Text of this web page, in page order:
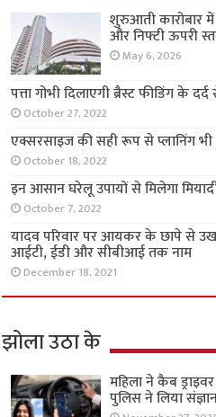
शुरुआती कारोबार
और निफ्टी ऊपरी
May 6, 2026
पत्ता गोभी दिलाएगी ब्रैस्ट फीडिंग के
October 27, 2022
एक्सरसाइज की सही रूप से प्लानिंग भी
October 18, 2022
इन आसान घरेलू उपायों से मिलेगा
October 7, 2022
यादव परिवार पर आयकर के छापे से
आईटी, ईडी और सीबीआई तक नाम
December 18, 2021
झोला उठा के
महिला ने कैब
पुलिस ने लिया